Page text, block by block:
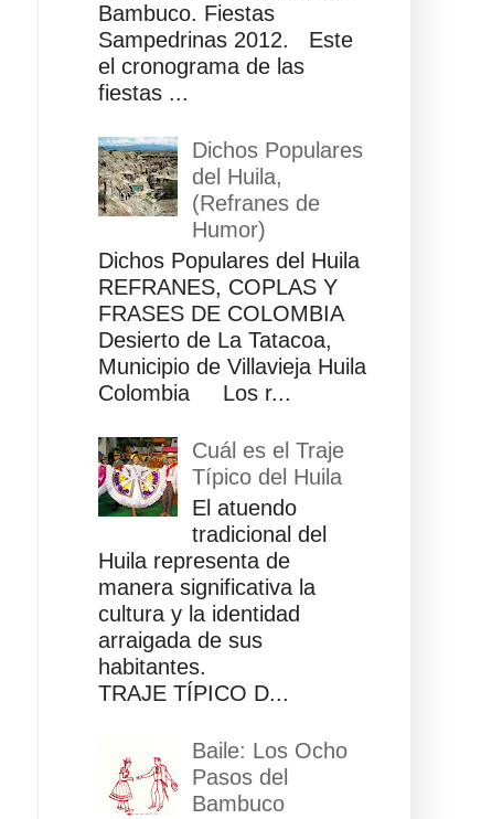
Bambuco. Fiestas
Sampedrinas 2012. Este
el cronograma de las
fiestas ...
Dichos Populares
del Huila,
(Refranes de
Humor)
Dichos Populares del Huila
REFRANES, COPLAS Y
FRASES DE COLOMBIA
Desierto de La Tatacoa,
Municipio de Villavieja Huila
Colombia Los r...
Cuál es el Traje
Típico del Huila
El atuendo
tradicional del
Huila representa de
manera significativa la
cultura y la identidad
arraigada de sus
habitantes.
TRAJE TÍPICO D...
Baile: Los Ocho
Pasos del
Bambuco